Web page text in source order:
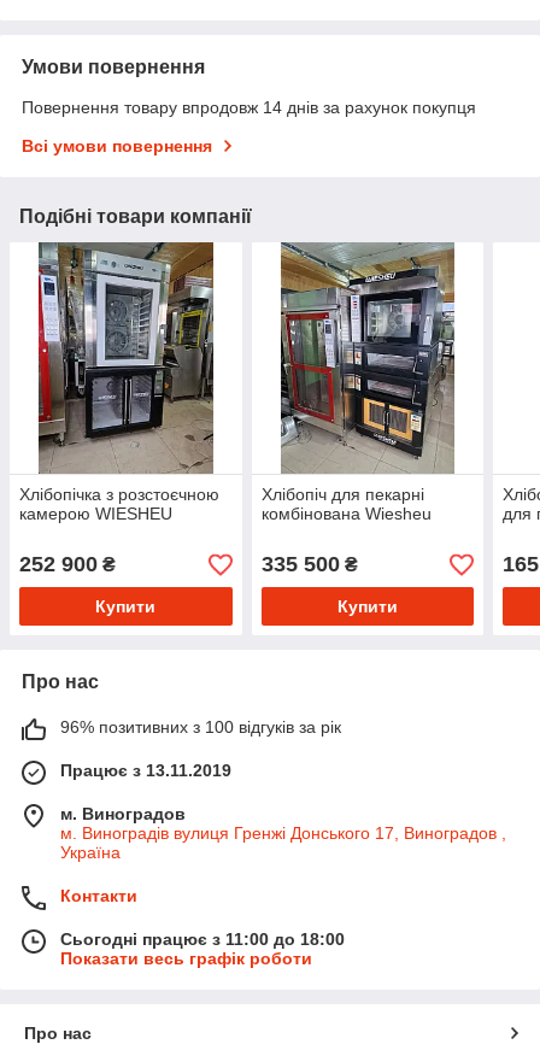
Умови повернення
Повернення товару впродовж 14 днів за рахунок покупця
Всі умови повернення
Подібні товари компанії
Хлібопічка з розстоєчною
камерою WIESHEU
252 900 ₴
Купити
Хлібопіч для пекарні
комбінована Wiesheu
335 500₴
Купити
для
Про нас
96% позитивних з 100 відгуків за рік
Працює з 13.11.2019
м. Виноградов
м. Виноградів вулиця Гренжі Донського 17, Виноградов ,
Україна
Контакти
Сьогодні працює з 11:00 до 18:00
Показати весь графік роботи
Про нас